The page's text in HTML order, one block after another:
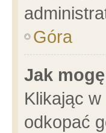
Góra
Jak
Klikając
odkopać